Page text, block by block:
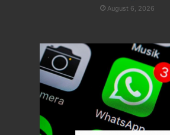
August 6, 2026